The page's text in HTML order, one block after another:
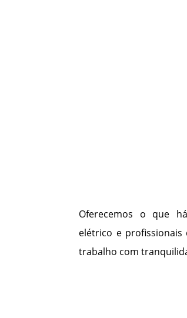
Oferecemos o que
elétrico e profissionais
trabalho com